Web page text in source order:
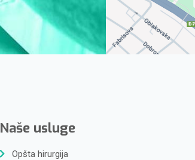
Naše usluge
Opšta hirurgija